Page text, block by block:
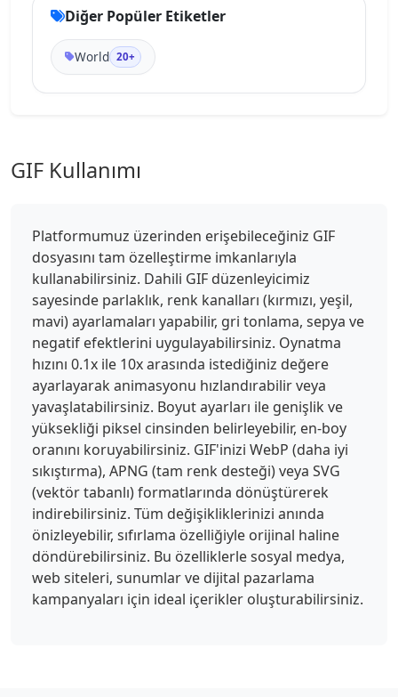
Diğer Popüler Etiketler
World 20+
GIF Kullanımı
Platformumuz üzerinden erişebileceğiniz GIF
dosyasını tam özelleştirme imkanlarıyla
kullanabilirsiniz. Dahili GIF düzenleyicimiz
sayesinde parlaklık, renk kanalları (kırmızı, yeşil,
mavi) ayarlamaları yapabilir, gri tonlama, sepya ve
negatif efektlerini uygulayabilirsiniz. Oynatma
hızını 0.1x ile 10x arasında istediğiniz değere
ayarlayarak animasyonu hızlandırabilir veya
yavaşlatabilirsiniz. Boyut ayarları ile genişlik ve
yüksekliği piksel cinsinden belirleyebilir, en-boy
oranını koruyabilirsiniz. GIF'inizi WebP (daha iyi
sıkıştırma), APNG (tam renk desteği) veya SVG
(vektör tabanlı) formatlarında dönüştürerek
indirebilirsiniz. Tüm değişikliklerinizi anında
önizleyebilir, sıfırlama özelliğiyle orijinal haline
döndürebilirsiniz. Bu özelliklerle sosyal medya,
web siteleri, sunumlar ve dijital pazarlama
kampanyaları için ideal içerikler oluşturabilirsiniz.